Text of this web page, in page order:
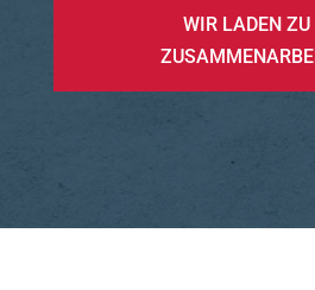
WIR LADEN ZU